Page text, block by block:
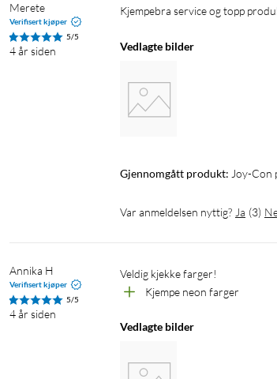
Merete
Verifisert kjøper
5/5
4 år siden
Kjempebra service og topp
Vedlagte bilder
Gjennomgått produkt: Joy-Con
Var anmeldelsen nyttig? Ja (3)
Annika H
Verifisert kjøper
5/5
4 år siden
Veldig kjekke farger!
Kjempe neon farger
Vedlagte bilder